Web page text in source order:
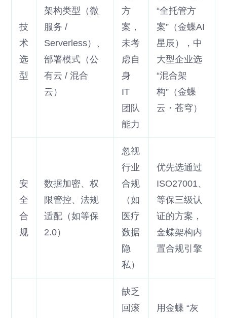
技
术
选
型
架构类型（微
服务 /
Serverless）、
部署模式（公
有云 / 混合
云）
方
案，
未考
虑自
身
IT
团队
能力
“全托管方
案”（金蝶AI
星辰），中
大型企业选
“混合架
构”（金蝶
云・苍穹）
安
全
合
规
数据加密、权
限管控、法规
适配（如等保
2.0）
忽视
行业
合规
（如
医疗
数据
隐
私）
优先选通过
ISO27001、
等保三级认
证的方案，
金蝶架构内
置合规引擎
缺乏
回滚
用金蝶 “灰